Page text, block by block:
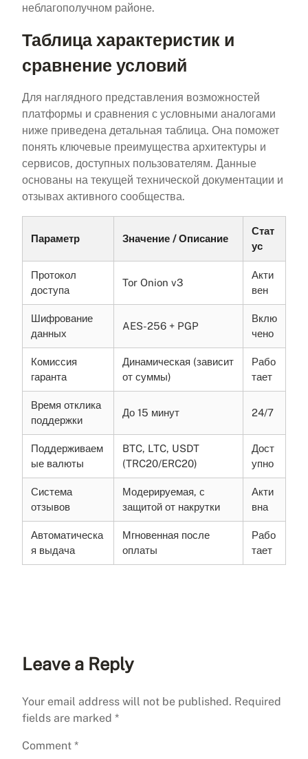
неблагополучном районе.
Таблица характеристик и
сравнение условий
Для наглядного представления возможностей
платформы и сравнения с условными аналогами
ниже приведена детальная таблица. Она поможет
понять ключевые преимущества архитектуры и
сервисов, доступных пользователям. Данные
основаны на текущей технической документации и
отзывах активного сообщества.
Параметр Значение / Описание
Стат
ус
Протокол
доступа
Tor Onion v3
Акти
вен
Шифрование
данных
AES-256 + PGP
Вклю
чено
Комиссия
гаранта
Динамическая (зависит
от суммы)
Рабо
тает
Время отклика
поддержки
До 15 минут 24/7
Поддерживаем
ые валюты
BTC, LTC, USDT
(TRC20/ERC20)
Дост
упно
Система
отзывов
Модерируемая, с
защитой от накрутки
Акти
вна
Автоматическа
я выдача
Мгновенная после
оплаты
Рабо
тает
Leave a Reply
Your email address will not be published. Required
fields are marked *
Comment *